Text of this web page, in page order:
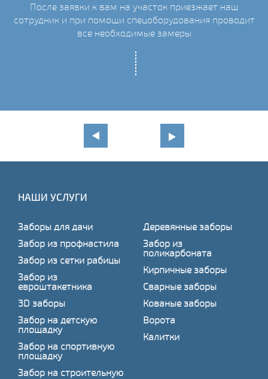
После заявки к вам на участок приезжает наш
сотрудник и при помощи спецоборудования проводит
все необходимые замеры
НАШИ УСЛУГИ
Заборы для дачи
Забор из профнастила
Забор из сетки рабицы
Забор из
евроштакетника
3D заборы
Забор на детскую
площадку
Забор на спортивную
площадку
Забор на строительную
Деревянные заборы
Забор из
поликарбоната
Кирпичные заборы
Сварные заборы
Кованые заборы
Ворота
Калитки